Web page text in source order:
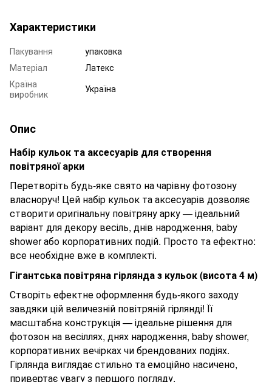
Характеристики
Пакування
упаковка
Матеріал
Латекс
Країна
виробник
Україна
Опис
Набір кульок та аксесуарів для створення
повітряної арки
Перетворіть будь-яке свято на чарівну фотозону
власноруч! Цей набір кульок та аксесуарів дозволяє
створити оригінальну повітряну арку — ідеальний
варіант для декору весіль, днів народження, baby
shower або корпоративних подій. Просто та ефектно:
все необхідне вже в комплекті.
Гігантська повітряна гірлянда з кульок (висота4 м)
Створіть ефектне оформлення будь-якого заходу
завдяки цій величезній повітряній гірлянді! Її
масштабна конструкція — ідеальне рішення для
фотозон на весіллях, днях народження, baby shower,
корпоративних вечірках чи брендованих подіях.
Гірлянда виглядає стильно та емоційно насичено,
привертає увагу з першого погляду.